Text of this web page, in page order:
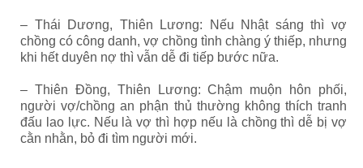
– Thái Dương, Thiên Lương: Nếu Nhật sáng thì vợ
chồng có công danh, vợ chồng tình chàng ý thiếp, nhưng
khi hết duyên nợ thì vẫn dễ đi tiếp bước nữa.
– Thiên Đồng, Thiên Lương: Chậm muộn hôn phối,
người vợ/chồng an phận thủ thường không thích tranh
đấu lao lực. Nếu là vợ thì hợp nếu là chồng thì dễ bị vợ
cằn nhằn, bỏ đi tìm người mới.